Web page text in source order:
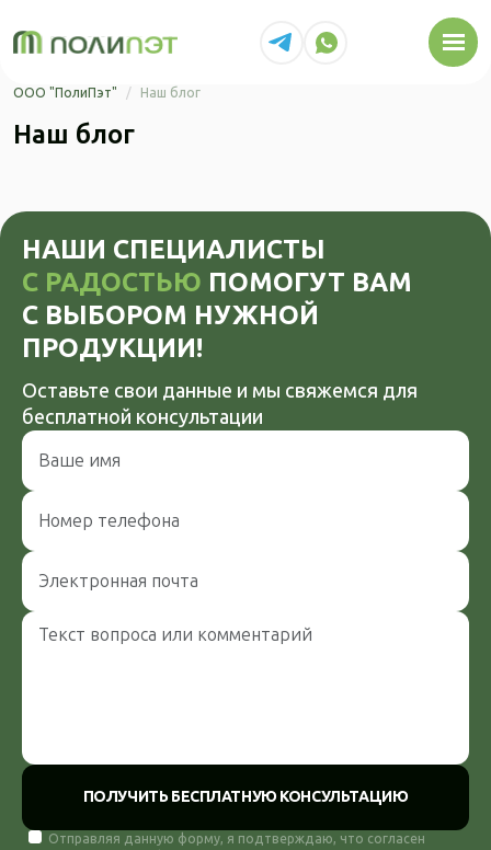
ООО "ПолиПэт" Наш блог
Наш блог
НАШИ СПЕЦИАЛИСТЫ
С РАДОСТЬЮ ПОМОГУТ ВАМ
С ВЫБОРОМ НУЖНОЙ
ПРОДУКЦИИ!
Оставьте свои данные и мы свяжемся для
бесплатной консультации
ПОЛУЧИТЬ БЕСПЛАТНУЮ КОНСУЛЬТАЦИЮ
Отправляя данную форму, я подтверждаю, что согласен